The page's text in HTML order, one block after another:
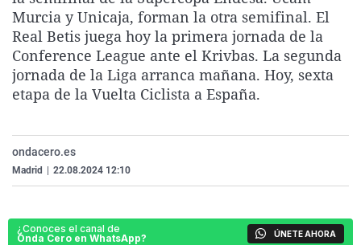
La rosa de los vientos
Gente viajera
Como el perro y el
Caso
Retornados
Equipo de
Operación Viuda
Extremadura
Galicia
La Rioja
Navarra
Virales
Televisión
Elecciones
Murcia y Unicaja, forman la otra semifinal. El
Real Betis juega hoy la primera jornada de la
Conference League ante el Krivbas. La segunda
jornada de la Liga arranca mañana. Hoy, sexta
etapa de la Vuelta Ciclista a España.
ondacero.es
Madrid 22.08.2024 12:10
¿Conoces el canal de
Onda Cero en WhatsApp?
ÚNETE AHORA